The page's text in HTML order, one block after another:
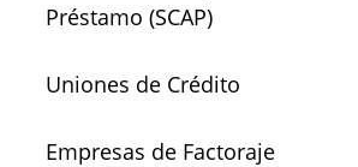
Préstamo (SCAP)
Uniones de Crédito
Empresas de Factoraje